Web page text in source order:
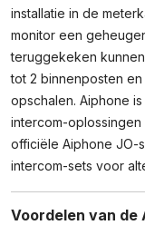
installatie in de
monitor een
teruggekeken
tot 2 binnenposten
opschalen. Aiphone
intercom-
officiële Aiphone JO-
intercom-sets voor
Voordelen van de